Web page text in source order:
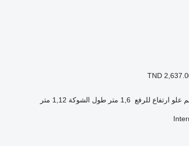
TND
علو ارتفاع للرفع 1,6 متر طول الشوكة 1,12 متر